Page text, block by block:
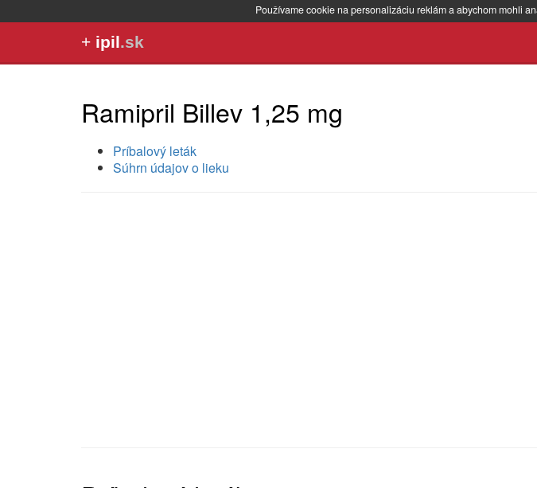
Používame cookie na personalizáciu reklám a abychom mohli
+ ipil.sk
Ramipril Billev 1,25 mg
Príbalový leták
Súhrn údajov o lieku